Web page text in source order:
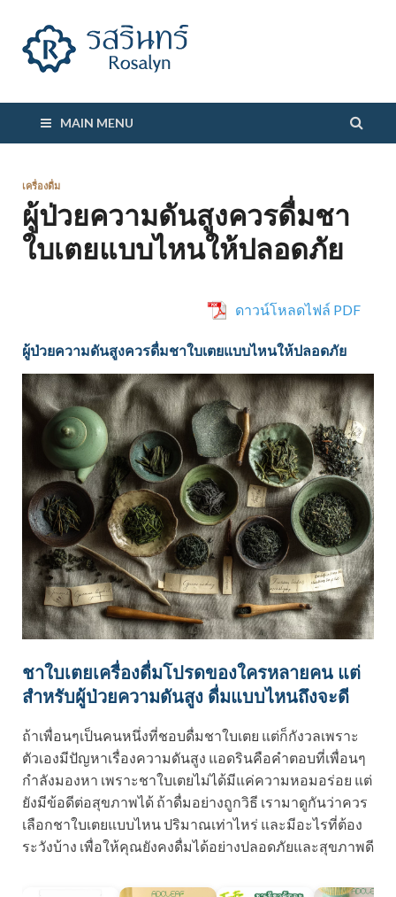
MAIN MENU
เครื่องดื่ม
ผู้ป่วยความดันสูงควรดื่มชา
ใบเตยแบบไหนให้ปลอดภัย
ดาวน์โหลดไฟล์ PDF
ผู้ป่วยความดันสูงควรดื่มชาใบเตยแบบไหนให้ปลอดภัย
ชาใบเตยเครื่องดื่มโปรดของใครหลายคน แต่
สำหรับผู้ป่วยความดันสูง ดื่มแบบไหนถึงจะดี
ถ้าเพื่อนๆเป็นคนหนึ่งที่ชอบดื่มชาใบเตย แต่ก็กังวลเพราะ
ตัวเองมีปัญหาเรื่องความดันสูง แอดรินคือคำตอบที่เพื่อนๆ
กำลังมองหา เพราะชาใบเตยไม่ได้มีแค่ความหอมอร่อย แต่
ยังมีข้อดีต่อสุขภาพได้ ถ้าดื่มอย่างถูกวิธี เรามาดูกันว่าควร
เลือกชาใบเตยแบบไหน ปริมาณเท่าไหร่ และมีอะไรที่ต้อง
ระวังบ้าง เพื่อให้คุณยังคงดื่มได้อย่างปลอดภัยและสุขภาพดี